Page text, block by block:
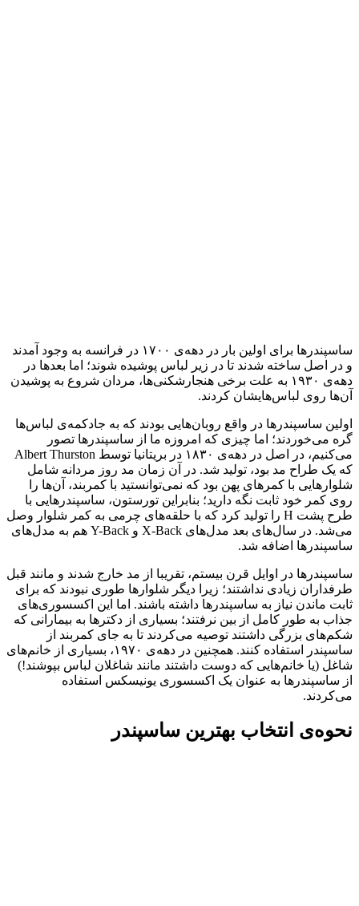
ساسپندرها برای اولین بار در دهه‌ی ۱۷۰۰ در فرانسه به وجود آمدند
و در اصل ساخته شدند تا در زیر لباس پوشیده شوند؛ اما بعدها در
دهه‌ی ۱۹۳۰ به علت برخی هنجارشکنی‌ها، مردان شروع به پوشیدن
آن‌ها روی لباس‌هایشان کردند.
اولین ساسپندرها در واقع روبان‌هایی بودند که به جادکمه‌ی لباس‌ها
گره می‌خوردند؛ اما چیزی که امروزه ما از ساسپندرها تصور
می‌کنیم، در اصل در دهه‌ی ۱۸۳۰ در بریتانیا توسط Albert Thurston
که یک طراح مد بود، تولید شد. در آن زمان مد روز مردانه شامل
شلوارهایی با کمرهای پهن بود که نمی‌توانستید با کمربند، آن‌ها را
روی کمر خود ثابت نگه دارید؛ بنابراین تورستون، ساسپندرهایی با
طرح پشت H را تولید کرد که با حلقه‌های چرمی به کمر شلوار وصل
می‌شد. در سال‌های بعد مدل‌های X-Back و Y-Back هم به مدل‌های
ساسپندرها اضافه شد.
ساسپندرها در اوایل قرن بیستم، تقریبا از مد خارج شدند و مانند قبل
طرفداران زیادی نداشتند؛ زیرا دیگر شلوارها طوری نبودند که برای
ثابت ماندن نیاز به ساسپندرها داشته باشند. اما این اکسسوری‌های
جذاب به طور کامل از بین نرفتند؛ بسیاری از دکترها به بیمارانی که
شکم‌های بزرگی داشتند توصیه می‌کردند تا به جای کمربند از
ساسپندر استفاده کنند. همچنین در دهه‌ی ۱۹۷۰، بسیاری از خانم‌های
شاغل (یا خانم‌هایی که دوست داشتند مانند شاغلان لباس بپوشند!)
از ساسپندرها به عنوان یک اکسسوری یونیسکس استفاده
می‌کردند.
نحوه‌ی انتخاب بهترین ساسپندر